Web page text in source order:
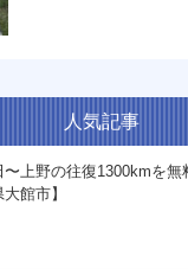
人気記事
〜上野の往復1300kmを無
大館市】